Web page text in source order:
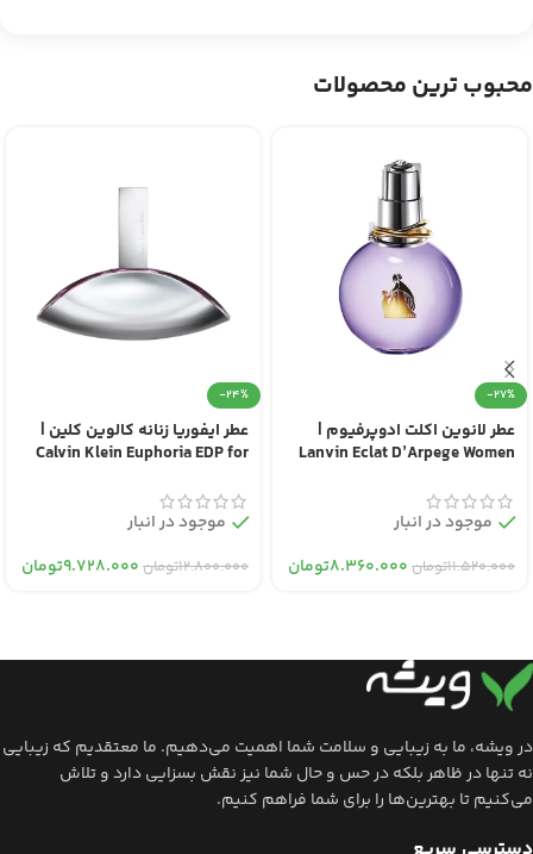
محبوب ترین محصولات
-27%
عطر لانوین اکلت ادوپرفیوم |
Lanvin Eclat D’Arpege Women
موجود در انبار
۱۱.۵۲۰.۰۰۰تومان ۸.۳۶۰.۰۰۰تومان
-24%
عطر ایفوریا زنانه کالوین کلین |
Calvin Klein Euphoria EDP for
موجود در انبار
۱۲.۸۰۰.۰۰۰تومان ۹.۷۲۸.۰۰۰تومان
در ویشه، ما به زیبایی و سلامت شما اهمیت می‌دهیم. ما معتقدیم که زیبایی
نه تنها در ظاهر بلکه در حس و حال شما نیز نقش بسزایی دارد و تلاش
می‌کنیم تا بهترین‌ها را برای شما فراهم کنیم.